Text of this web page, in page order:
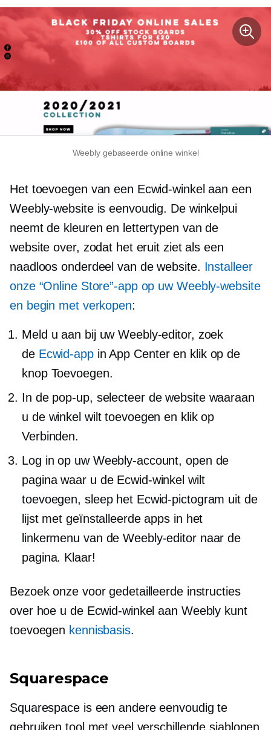
Weebly gebaseerde online winkel
Het toevoegen van een Ecwid-winkel aan een
Weebly-website is eenvoudig. De winkelpui
neemt de kleuren en lettertypen van de
website over, zodat het eruit ziet als een
naadloos onderdeel van de website. Installeer
onze “Online Store”-app op uw Weebly-website
en begin met verkopen:
Meld u aan bij uw Weebly-editor, zoek
de Ecwid-appin App Center en klik op de
knop Toevoegen.
In de pop-up, selecteer de website waaraan
u de winkel wilt toevoegen en klik op
Verbinden.
Log in op uw Weebly-account, open de
pagina waar u de Ecwid-winkel wilt
toevoegen, sleep het Ecwid-pictogram uit de
lijst met geïnstalleerde apps in het
linkermenu van de Weebly-editor naar de
pagina. Klaar!
Bezoek onze voor gedetailleerde instructies
over hoe u de Ecwid-winkel aan Weebly kunt
toevoegen kennisbasis.
Squarespace
Squarespace is een andere eenvoudig te
gebruiken tool met veel verschillende sjablonen